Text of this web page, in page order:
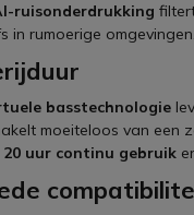
ruisonderdrukking
in rumoerige omgevingen.
basstechnologie
moeiteloos van een
uur continu gebruik